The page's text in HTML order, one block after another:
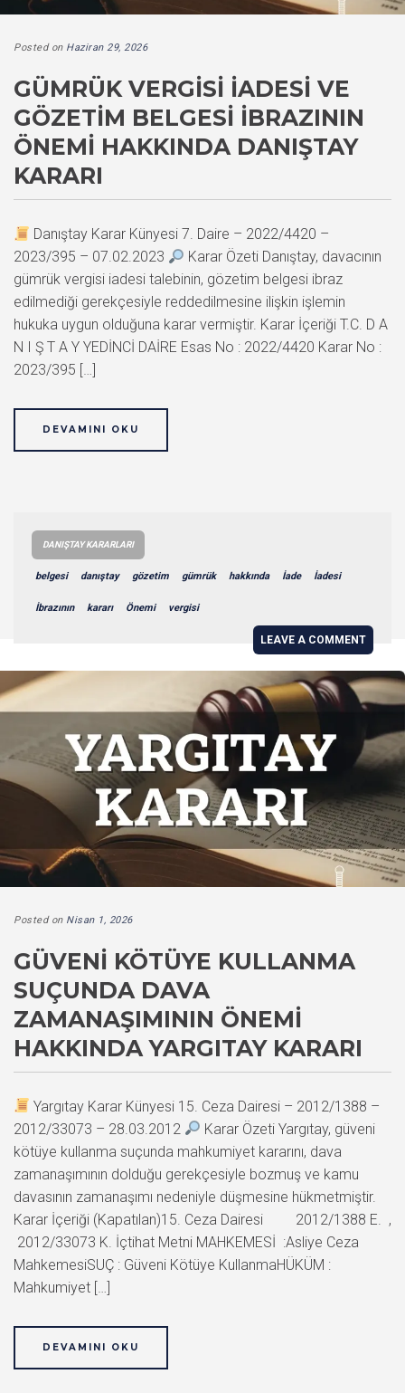
Posted on Haziran 29, 2026
GÜMRÜK VERGISI İADESI VE
GÖZETIM BELGESI İBRAZININ
ÖNEMI HAKKINDA DANIŞTAY
KARARI
Danıştay Karar Künyesi 7. Daire – 2022/4420 –
2023/395 – 07.02.2023
Karar Özeti Danıştay, davacının
gümrük vergisi iadesi talebinin, gözetim belgesi ibraz
edilmediği gerekçesiyle reddedilmesine ilişkin işlemin
hukuka uygun olduğuna karar vermiştir. Karar İçeriği T.C. D A
N I Ş T A Y YEDİNCİ DAİRE Esas No : 2022/4420 Karar No :
2023/395 […]
DEVAMINI OKU
DANIŞTAY KARARLARI
belgesi danıştay gözetim gümrük hakkında İade İadesi
İbrazının kararı Önemi vergisi
LEAVE A COMMENT
Posted on Nisan 1, 2026
GÜVENI KÖTÜYE KULLANMA
SUÇUNDA DAVA
ZAMANAŞIMININ ÖNEMI
HAKKINDA YARGITAY KARARI
Yargıtay Karar Künyesi 15. Ceza Dairesi – 2012/1388 –
2012/33073 – 28.03.2012
Karar Özeti Yargıtay, güveni
kötüye kullanma suçunda mahkumiyet kararını, dava
zamanaşımının dolduğu gerekçesiyle bozmuş ve kamu
davasının zamanaşımı nedeniyle düşmesine hükmetmiştir.
Karar İçeriği (Kapatılan)15. Ceza Dairesi 2012/1388 E. ,
2012/33073 K. İçtihat Metni MAHKEMESİ :Asliye Ceza
MahkemesiSUÇ : Güveni Kötüye KullanmaHÜKÜM :
Mahkumiyet […]
DEVAMINI OKU